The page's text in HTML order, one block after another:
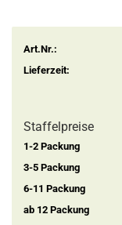
Art.Nr.:
Lieferzeit:
Staffelpreise
1-2 Packung
3-5 Packung
6-11 Packung
ab 12 Packung